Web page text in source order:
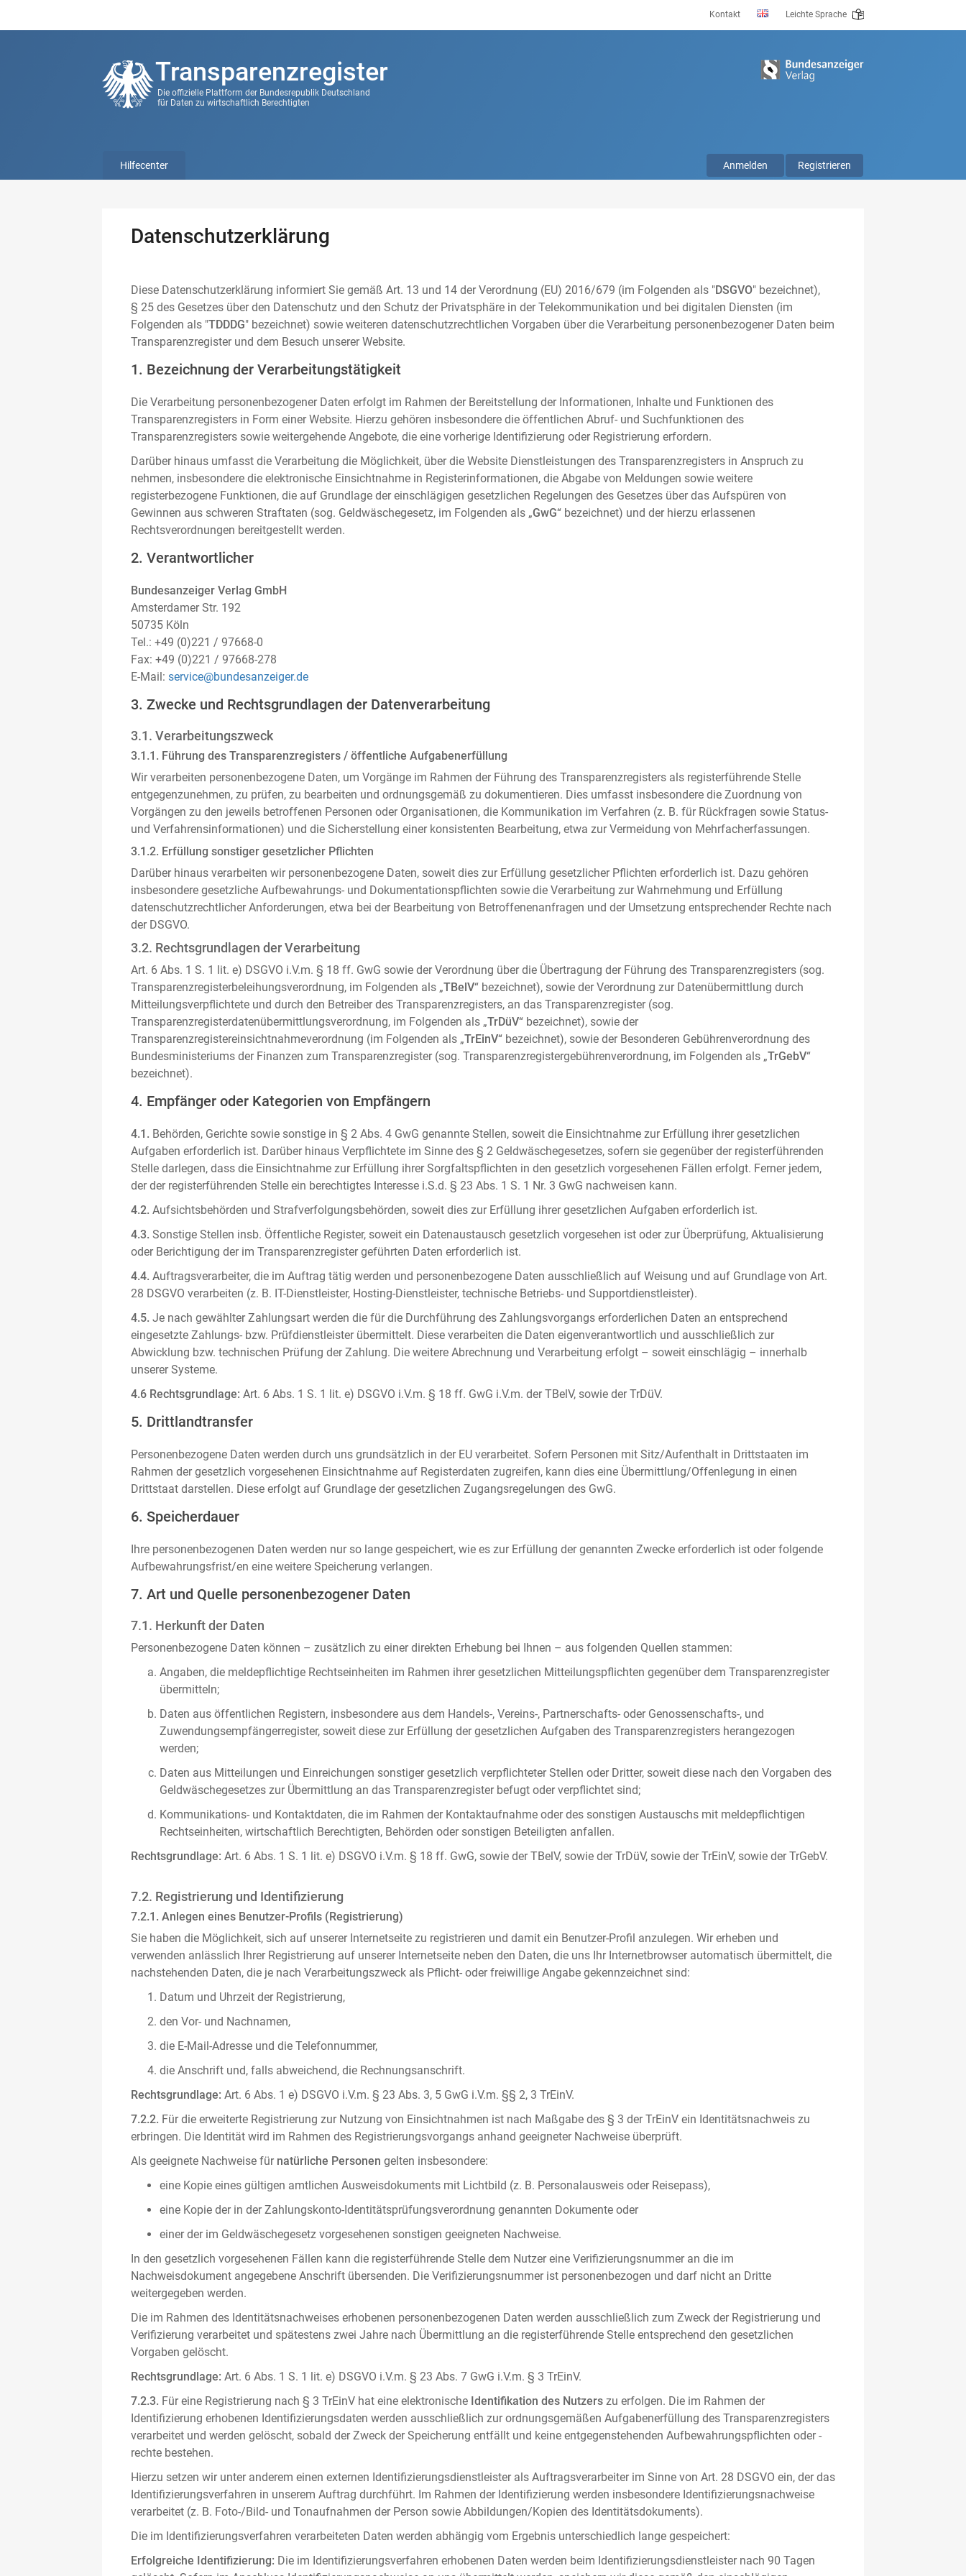
Kontakt Leichte Sprache
Transparenzregister
Die offizielle Plattform der Bundesrepublik Deutschland
für Daten zu wirtschaftlich Berechtigten
Anmelden Registrieren
Hilfecenter
Datenschutzerklärung
Diese Datenschutzerklärung informiert Sie gemäß Art. 13 und 14 der Verordnung (EU) 2016/679 (im Folgenden als "DSGVO" bezeichnet),
§ 25 des Gesetzes über den Datenschutz und den Schutz der Privatsphäre in der Telekommunikation und bei digitalen Diensten (im
Folgenden als "TDDDG" bezeichnet) sowie weiteren datenschutzrechtlichen Vorgaben über die Verarbeitung personenbezogener Daten beim
Transparenzregister und dem Besuch unserer Website.
1. Bezeichnung der Verarbeitungstätigkeit
Die Verarbeitung personenbezogener Daten erfolgt im Rahmen der Bereitstellung der Informationen, Inhalte und Funktionen des
Transparenzregisters in Form einer Website. Hierzu gehören insbesondere die öffentlichen Abruf- und Suchfunktionen des
Transparenzregisters sowie weitergehende Angebote, die eine vorherige Identifizierung oder Registrierung erfordern.
Darüber hinaus umfasst die Verarbeitung die Möglichkeit, über die Website Dienstleistungen des Transparenzregisters in Anspruch zu
nehmen, insbesondere die elektronische Einsichtnahme in Registerinformationen, die Abgabe von Meldungen sowie weitere
registerbezogene Funktionen, die auf Grundlage der einschlägigen gesetzlichen Regelungen des Gesetzes über das Aufspüren von
Gewinnen aus schweren Straftaten (sog. Geldwäschegesetz, im Folgenden als „GwG“ bezeichnet) und der hierzu erlassenen
Rechtsverordnungen bereitgestellt werden.
2. Verantwortlicher
Bundesanzeiger Verlag GmbH
Amsterdamer Str. 192
50735 Köln
Tel.: +49 (0)221 / 97668-0
Fax: +49 (0)221 / 97668-278
E-Mail: service@bundesanzeiger.de
3. Zwecke und Rechtsgrundlagen der Datenverarbeitung
3.1. Verarbeitungszweck
3.1.1. Führung des Transparenzregisters / öffentliche Aufgabenerfüllung
Wir verarbeiten personenbezogene Daten, um Vorgänge im Rahmen der Führung des Transparenzregisters als registerführende Stelle
entgegenzunehmen, zu prüfen, zu bearbeiten und ordnungsgemäß zu dokumentieren. Dies umfasst insbesondere die Zuordnung von
Vorgängen zu den jeweils betroffenen Personen oder Organisationen, die Kommunikation im Verfahren (z. B. für Rückfragen sowie Status-
und Verfahrensinformationen) und die Sicherstellung einer konsistenten Bearbeitung, etwa zur Vermeidung von Mehrfacherfassungen.
3.1.2. Erfüllung sonstiger gesetzlicher Pflichten
Darüber hinaus verarbeiten wir personenbezogene Daten, soweit dies zur Erfüllung gesetzlicher Pflichten erforderlich ist. Dazu gehören
insbesondere gesetzliche Aufbewahrungs- und Dokumentationspflichten sowie die Verarbeitung zur Wahrnehmung und Erfüllung
datenschutzrechtlicher Anforderungen, etwa bei der Bearbeitung von Betroffenenanfragen und der Umsetzung entsprechender Rechte nach
der DSGVO.
3.2. Rechtsgrundlagen der Verarbeitung
Art. 6 Abs. 1 S. 1 lit. e) DSGVO i.V.m. § 18 ff. GwG sowie der Verordnung über die Übertragung der Führung des Transparenzregisters (sog.
Transparenzregisterbeleihungsverordnung, im Folgenden als „TBelV“ bezeichnet), sowie der Verordnung zur Datenübermittlung durch
Mitteilungsverpflichtete und durch den Betreiber des Transparenzregisters, an das Transparenzregister (sog.
Transparenzregisterdatenübermittlungsverordnung, im Folgenden als „TrDüV“ bezeichnet), sowie der
Transparenzregistereinsichtnahmeverordnung (im Folgenden als „TrEinV“ bezeichnet), sowie der Besonderen Gebührenverordnung des
Bundesministeriums der Finanzen zum Transparenzregister (sog. Transparenzregistergebührenverordnung, im Folgenden als „TrGebV“
bezeichnet).
4. Empfänger oder Kategorien von Empfängern
4.1. Behörden, Gerichte sowie sonstige in § 2 Abs. 4 GwG genannte Stellen, soweit die Einsichtnahme zur Erfüllung ihrer gesetzlichen
Aufgaben erforderlich ist. Darüber hinaus Verpflichtete im Sinne des § 2 Geldwäschegesetzes, sofern sie gegenüber der registerführenden
Stelle darlegen, dass die Einsichtnahme zur Erfüllung ihrer Sorgfaltspflichten in den gesetzlich vorgesehenen Fällen erfolgt. Ferner jedem,
der der registerführenden Stelle ein berechtigtes Interesse i.S.d. § 23 Abs. 1 S. 1 Nr. 3 GwG nachweisen kann.
4.2. Aufsichtsbehörden und Strafverfolgungsbehörden, soweit dies zur Erfüllung ihrer gesetzlichen Aufgaben erforderlich ist.
4.3. Sonstige Stellen insb. Öffentliche Register, soweit ein Datenaustausch gesetzlich vorgesehen ist oder zur Überprüfung, Aktualisierung
oder Berichtigung der im Transparenzregister geführten Daten erforderlich ist.
4.4. Auftragsverarbeiter, die im Auftrag tätig werden und personenbezogene Daten ausschließlich auf Weisung und auf Grundlage von Art.
28 DSGVO verarbeiten (z. B. IT-Dienstleister, Hosting-Dienstleister, technische Betriebs- und Supportdienstleister).
4.5. Je nach gewählter Zahlungsart werden die für die Durchführung des Zahlungsvorgangs erforderlichen Daten an entsprechend
eingesetzte Zahlungs- bzw. Prüfdienstleister übermittelt. Diese verarbeiten die Daten eigenverantwortlich und ausschließlich zur
Abwicklung bzw. technischen Prüfung der Zahlung. Die weitere Abrechnung und Verarbeitung erfolgt – soweit einschlägig – innerhalb
unserer Systeme.
4.6 Rechtsgrundlage: Art. 6 Abs. 1 S. 1 lit. e) DSGVO i.V.m. § 18 ff. GwG i.V.m. der TBelV, sowie der TrDüV.
5. Drittlandtransfer
Personenbezogene Daten werden durch uns grundsätzlich in der EU verarbeitet. Sofern Personen mit Sitz/Aufenthalt in Drittstaaten im
Rahmen der gesetzlich vorgesehenen Einsichtnahme auf Registerdaten zugreifen, kann dies eine Übermittlung/Offenlegung in einen
Drittstaat darstellen. Diese erfolgt auf Grundlage der gesetzlichen Zugangsregelungen des GwG.
6. Speicherdauer
Ihre personenbezogenen Daten werden nur so lange gespeichert, wie es zur Erfüllung der genannten Zwecke erforderlich ist oder folgende
Aufbewahrungsfrist/en eine weitere Speicherung verlangen.
7. Art und Quelle personenbezogener Daten
7.1. Herkunft der Daten
Personenbezogene Daten können – zusätzlich zu einer direkten Erhebung bei Ihnen – aus folgenden Quellen stammen:
Angaben, die meldepflichtige Rechtseinheiten im Rahmen ihrer gesetzlichen Mitteilungspflichten gegenüber dem Transparenzregister
übermitteln;
Daten aus öffentlichen Registern, insbesondere aus dem Handels-, Vereins-, Partnerschafts- oder Genossenschafts-, und
Zuwendungsempfängerregister, soweit diese zur Erfüllung der gesetzlichen Aufgaben des Transparenzregisters herangezogen
werden;
Daten aus Mitteilungen und Einreichungen sonstiger gesetzlich verpflichteter Stellen oder Dritter, soweit diese nach den Vorgaben des
Geldwäschegesetzes zur Übermittlung an das Transparenzregister befugt oder verpflichtet sind;
Kommunikations- und Kontaktdaten, die im Rahmen der Kontaktaufnahme oder des sonstigen Austauschs mit meldepflichtigen
Rechtseinheiten, wirtschaftlich Berechtigten, Behörden oder sonstigen Beteiligten anfallen.
Rechtsgrundlage: Art. 6 Abs. 1 S. 1 lit. e) DSGVO i.V.m. § 18 ff. GwG, sowie der TBelV, sowie der TrDüV, sowie der TrEinV, sowie der TrGebV.
7.2. Registrierung und Identifizierung
7.2.1. Anlegen eines Benutzer-Profils (Registrierung)
Sie haben die Möglichkeit, sich auf unserer Internetseite zu registrieren und damit ein Benutzer-Profil anzulegen. Wir erheben und
verwenden anlässlich Ihrer Registrierung auf unserer Internetseite neben den Daten, die uns Ihr Internetbrowser automatisch übermittelt, die
nachstehenden Daten, die je nach Verarbeitungszweck als Pflicht- oder freiwillige Angabe gekennzeichnet sind:
Datum und Uhrzeit der Registrierung,
den Vor- und Nachnamen,
die E-Mail-Adresse und die Telefonnummer,
die Anschrift und, falls abweichend, die Rechnungsanschrift.
Rechtsgrundlage: Art. 6 Abs. 1 e) DSGVO i.V.m. § 23 Abs. 3, 5 GwG i.V.m. §§ 2, 3 TrEinV.
7.2.2. Für die erweiterte Registrierung zur Nutzung von Einsichtnahmen ist nach Maßgabe des § 3 der TrEinV ein Identitätsnachweis zu
erbringen. Die Identität wird im Rahmen des Registrierungsvorgangs anhand geeigneter Nachweise überprüft.
Als geeignete Nachweise für natürliche Personen gelten insbesondere:
eine Kopie eines gültigen amtlichen Ausweisdokuments mit Lichtbild (z. B. Personalausweis oder Reisepass),
eine Kopie der in der Zahlungskonto-Identitätsprüfungsverordnung genannten Dokumente oder
einer der im Geldwäschegesetz vorgesehenen sonstigen geeigneten Nachweise.
In den gesetzlich vorgesehenen Fällen kann die registerführende Stelle dem Nutzer eine Verifizierungsnummer an die im
Nachweisdokument angegebene Anschrift übersenden. Die Verifizierungsnummer ist personenbezogen und darf nicht an Dritte
weitergegeben werden.
Die im Rahmen des Identitätsnachweises erhobenen personenbezogenen Daten werden ausschließlich zum Zweck der Registrierung und
Verifizierung verarbeitet und spätestens zwei Jahre nach Übermittlung an die registerführende Stelle entsprechend den gesetzlichen
Vorgaben gelöscht.
Rechtsgrundlage: Art. 6 Abs. 1 S. 1 lit. e) DSGVO i.V.m. § 23 Abs. 7 GwG i.V.m. § 3 TrEinV.
7.2.3. Für eine Registrierung nach § 3 TrEinV hat eine elektronische Identifikation des Nutzers zu erfolgen. Die im Rahmen der
Identifizierung erhobenen Identifizierungsdaten werden ausschließlich zur ordnungsgemäßen Aufgabenerfüllung des Transparenzregisters
verarbeitet und werden gelöscht, sobald der Zweck der Speicherung entfällt und keine entgegenstehenden Aufbewahrungspflichten oder -
rechte bestehen.
Hierzu setzen wir unter anderem einen externen Identifizierungsdienstleister als Auftragsverarbeiter im Sinne von Art. 28 DSGVO ein, der das
Identifizierungsverfahren in unserem Auftrag durchführt. Im Rahmen der Identifizierung werden insbesondere Identifizierungsnachweise
verarbeitet (z. B. Foto-/Bild- und Tonaufnahmen der Person sowie Abbildungen/Kopien des Identitätsdokuments).
Die im Identifizierungsverfahren verarbeiteten Daten werden abhängig vom Ergebnis unterschiedlich lange gespeichert:
Erfolgreiche Identifizierung: Die im Identifizierungsverfahren erhobenen Daten werden beim Identifizierungsdienstleister nach 90 Tagen